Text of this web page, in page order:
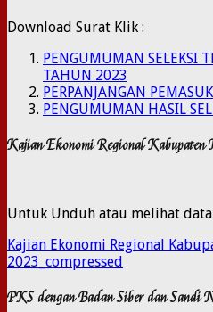
Download Surat Klik :
PENGUMUMAN SELEKSI
TAHUN 2023
PERPANJANGAN
PENGUMUMAN HASIL
Kajian Ekonomi Regional Kabupaten
Untuk Unduh atau melihat
Kajian Ekonomi Regional
2023_compressed
PKS dengan Badan Siber dan Sandi